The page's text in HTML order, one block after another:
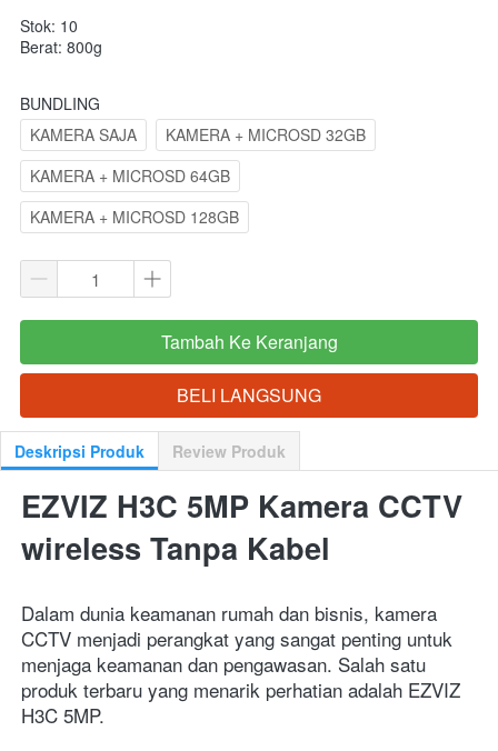
Stok: 10
Berat: 800g
BUNDLING
KAMERA SAJA
KAMERA + MICROSD 32GB
KAMERA + MICROSD 64GB
KAMERA + MICROSD 128GB
`
Tambah Ke Keranjang
`BELI LANGSUNG
Deskripsi Produk Review Produk
EZVIZ H3C 5MP Kamera CCTV
wireless Tanpa Kabel
Dalam dunia keamanan rumah dan bisnis, kamera
CCTV menjadi perangkat yang sangat penting untuk
menjaga keamanan dan pengawasan. Salah satu
produk terbaru yang menarik perhatian adalah EZVIZ
H3C 5MP.